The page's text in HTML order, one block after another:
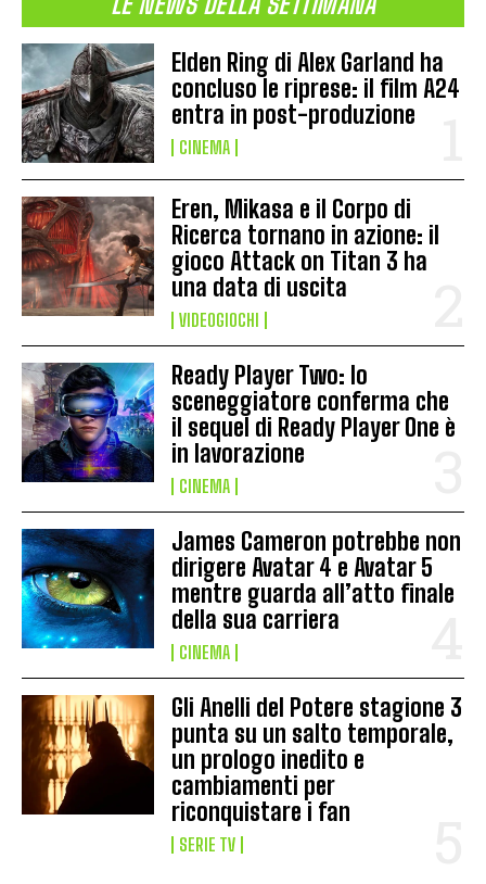
Elden Ring di Alex Garland ha
concluso le riprese: il film A24
entra in post-produzione
CINEMA
Eren, Mikasa e il Corpo di
Ricerca tornano in azione: il
gioco Attack on Titan 3 ha
una data di uscita
VIDEOGIOCHI
Ready Player Two: lo
sceneggiatore conferma che
il sequel di Ready Player One è
in lavorazione
CINEMA
James Cameron potrebbe non
dirigere Avatar 4 e Avatar 5
mentre guarda all’atto finale
della sua carriera
CINEMA
Gli Anelli del Potere stagione 3
punta su un salto temporale,
un prologo inedito e
cambiamenti per
riconquistare i fan
SERIE TV